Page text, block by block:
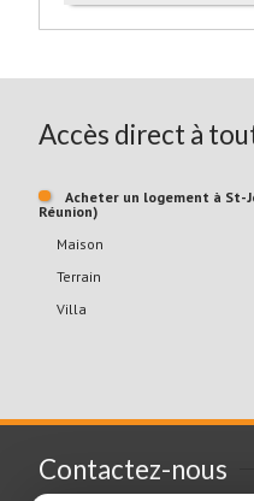
Accès direct à
Acheter un logement à St-Joseph (île de la
Réunion)
Maison
Terrain
Villa
Contactez-nous